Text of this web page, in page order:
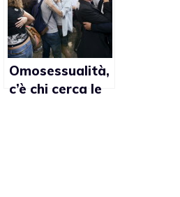
Omosessualità,
c’è chi cerca le